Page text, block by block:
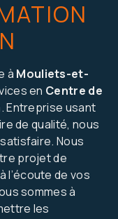
à Mouliets-et-
en Centre de
. Entreprise usant
de qualité, nous
Nous
projet de
l’écoute de vos
sommes à
les